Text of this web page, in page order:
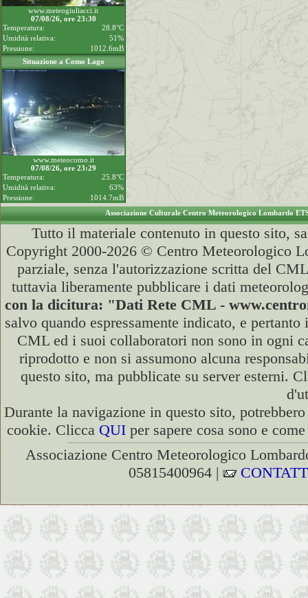
www.meteogiuliacci.it
07/08/26, ore 23:30
Temperatura:
28.8°C
Umidità relativa:
51%
Pressione:
1012.6mB
Situazione a Como Lago
www.meteocomo.it
07/08/26, ore 23:29
Temperatura:
25.8°C
Umidità relativa:
63%
Pressione:
1014.7mB
Associazione Culturale Centro Meteorologico Lombardo
Tutto il materiale contenuto in questo sito,
Copyright 2000-2026 © Centro Meteorologico
parziale, senza l'autorizzazione scritta del
tuttavia liberamente pubblicare i dati
con la dicitura: "Dati Rete CML -
salvo quando espressamente indicato, e
CML ed i suoi collaboratori non sono in ogni
riprodotto e non si assumono alcuna
questo sito, ma pubblicate su server esterni.
Durante la navigazione in questo sito,
cookie. Clicca QUI per sapere cosa sono e
Associazione Centro Meteorologico
05815400964 |